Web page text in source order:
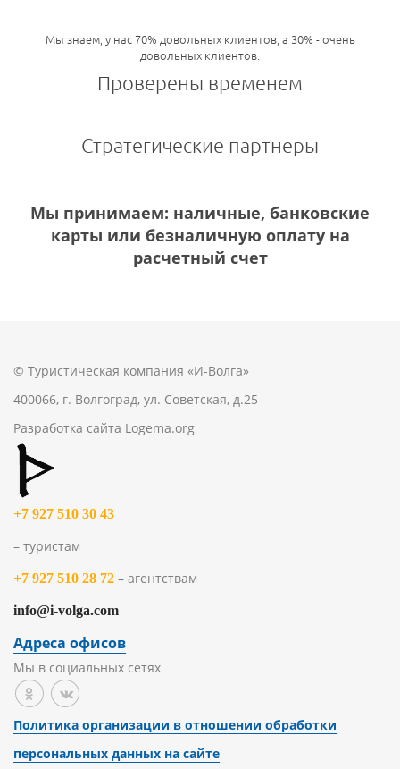
Мы знаем, у нас 70% довольных клиентов, а 30% - очень
довольных клиентов.
Проверены временем
Стратегические партнеры
Мы принимаем: наличные, банковские
карты или безналичную оплату на
расчетный счет
© Туристическая компания «И-Волга»
400066, г. Волгоград, ул. Советская, д.25
Разработка сайта Logema.org
+7 927 510 30 43
– туристам
+7 927 510 28 72 – агентствам
info@i-volga.com
Адреса офисов
Мы в социальных сетях
Политика организации в отношении обработки
персональных данных на сайте